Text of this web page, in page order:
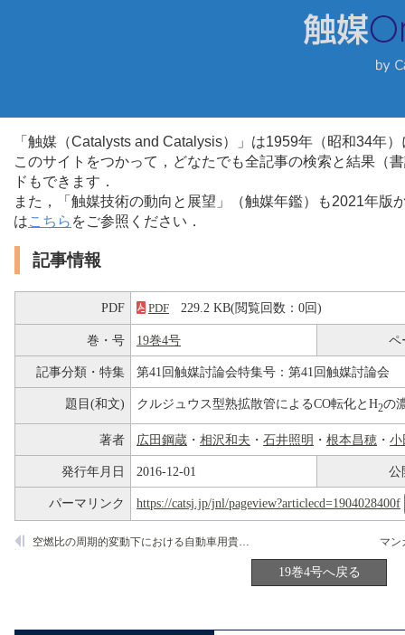
「触媒（Catalysts and Catalysis）」は1959年（昭和34年
このサイトをつかって，どなたでも全記事の検索と結果（
ドもできます．
また，「触媒技術の動向と展望」（触媒年鑑）も2021年
はこちら をご参照ください．
記事情報
PDF PDF 229.2 KB(閲覧回数：0回)
巻・号 19巻4号 ペ
記事分類・特集 第41回触媒討論会特集号：第41回触媒討論会
題目(和文) クルジュウス型熟拡散管によるCO転化とH2の
著者 広田鋼蔵 ・ 相沢和夫 ・ 石井照明 ・ 根本昌穂 ・ 小
発行年月日 2016-12-01 公
パーマリンク https://catsj.jp/jnl/pageview?articlecd=1904028400f
空燃比の周期的変動下における自動車用貴金属触媒のリーン3-way特性
19巻4号へ戻る